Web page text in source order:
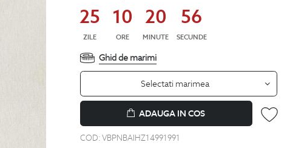
25
ZILE
10
ORE
20
MINUTE
55
SECUNDE
Ghid de marimi
Selectati marimea
ADAUGA IN COS
COD:VBPNBAIHZ14991991